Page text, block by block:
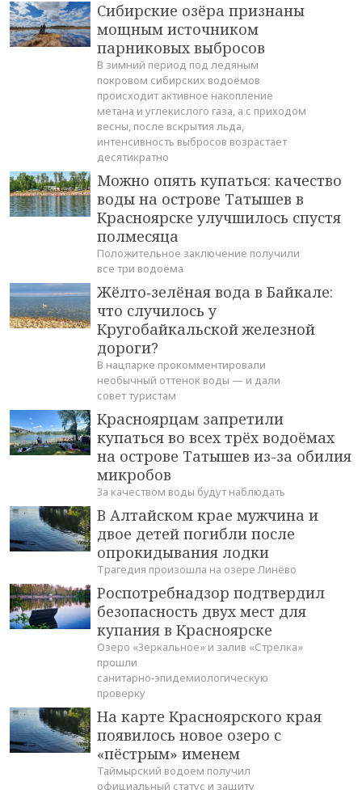
Сибирские озёра признаны
мощным источником
парниковых выбросов
В зимний период под ледяным
покровом сибирских водоёмов
происходит активное накопление
метана и углекислого газа, а с приходом
весны, после вскрытия льда,
интенсивность выбросов возрастает
десятикратно
Можно опять купаться: качество
воды на острове Татышев в
Красноярске улучшилось спустя
полмесяца
Положительное заключение получили
все три водоёма
Жёлто‑зелёная вода в Байкале:
что случилось у
Кругобайкальской железной
дороги?
В нацпарке прокомментировали
необычный оттенок воды — и дали
совет туристам
Красноярцам запретили
купаться во всех трёх водоёмах
на острове Татышев из-за обилия
микробов
За качеством воды будут наблюдать
В Алтайском крае мужчина и
двое детей погибли после
опрокидывания лодки
Трагедия произошла на озере Линёво
Роспотребнадзор подтвердил
безопасность двух мест для
купания в Красноярске
Озеро «Зеркальное» и залив «Стрелка»
прошли
санитарно‑эпидемиологическую
проверку
На карте Красноярского края
появилось новое озеро с
«пёстрым» именем
Таймырский водоем получил
официальный статус и защиту